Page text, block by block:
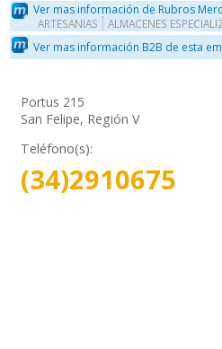
Ver mas información de Rubros
ARTESANIAS ALMACENES
Ver mas información B2B de esta
Portus 215
San Felipe, Región V
Teléfono(s):
(34)2910675